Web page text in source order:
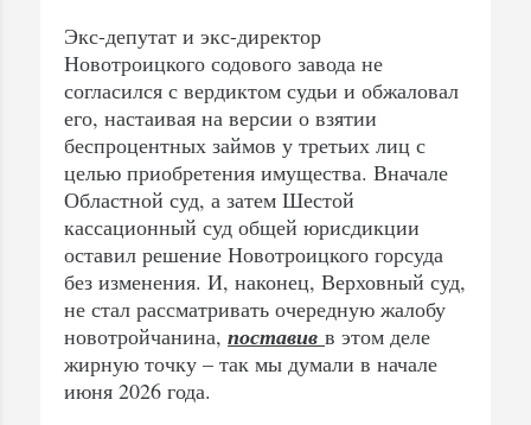
Экс-депутат и экс-директор
Новотроицкого содового завода не
согласился с вердиктом судьи и обжаловал
его, настаивая на версии о взятии
беспроцентных займов у третьих лиц с
целью приобретения имущества. Вначале
Областной суд, а затем Шестой
кассационный суд общей юрисдикции
оставил решение Новотроицкого горсуда
без изменения. И, наконец, Верховный суд,
не стал рассматривать очередную жалобу
новотройчанина, поставив в этом деле
жирную точку – так мы думали в начале
июня 2026 года.